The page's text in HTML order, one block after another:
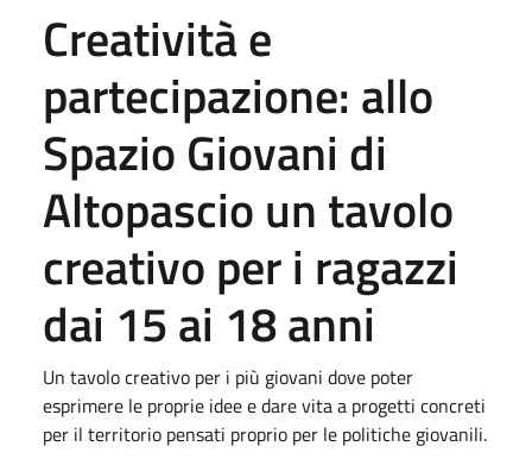
Creatività e
partecipazione: allo
Spazio Giovani di
Altopascio un tavolo
creativo per i ragazzi
dai 15 ai 18 anni
Un tavolo creativo per i più giovani dove poter
esprimere le proprie idee e dare vita a progetti concreti
per il territorio pensati proprio per le politiche giovanili.